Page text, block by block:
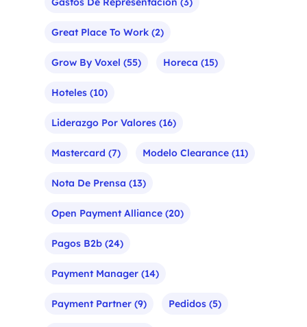
Great Place To Work (2)
Grow By Voxel (55) Horeca (15)
Hoteles (10)
Liderazgo Por Valores (16)
Mastercard (7) Modelo Clearance (11)
Nota De Prensa (13)
Open Payment Alliance (20)
Pagos B2b (24)
Payment Manager (14)
Payment Partner (9) Pedidos (5)